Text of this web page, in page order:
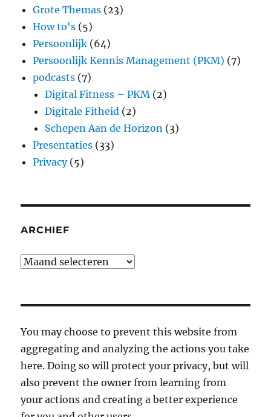
Grote Themas (23)
How to's (5)
Persoonlijk (64)
Persoonlijk Kennis Management (PKM) (7)
podcasts (7)
Digital Fitness – PKM (2)
Digitale Fitheid (2)
Schepen Aan de Horizon (3)
Presentaties (33)
Privacy(5)
ARCHIEF
Archief
You may choose to prevent this website from
aggregating and analyzing the actions you take
here. Doing so will protect your privacy, but will
also prevent the owner from learning from
your actions and creating a better experience